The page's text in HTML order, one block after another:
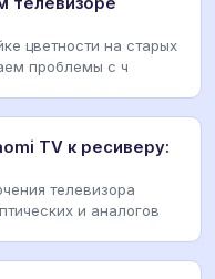
цветности на старых
проблемы с ч
TV к ресиверу:
телевизора
и аналогов